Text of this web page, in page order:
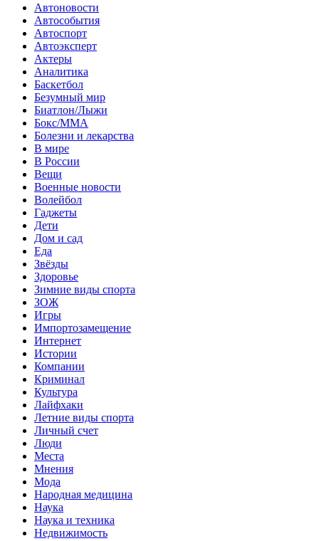
Автоновости
Автособытия
Автоспорт
Автоэксперт
Актеры
Аналитика
Баскетбол
Безумный мир
Биатлон/Лыжи
Бокс/MMA
Болезни и лекарства
В мире
В России
Вещи
Военные новости
Волейбол
Гаджеты
Дети
Дом и сад
Еда
Звёзды
Здоровье
Зимние виды спорта
ЗОЖ
Игры
Импортозамещение
Интернет
Истории
Компании
Криминал
Культура
Лайфхаки
Летние виды спорта
Личный счет
Люди
Места
Мнения
Мода
Народная медицина
Наука
Наука и техника
Недвижимость